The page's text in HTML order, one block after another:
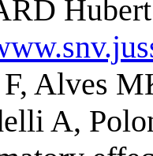
Alves
A,